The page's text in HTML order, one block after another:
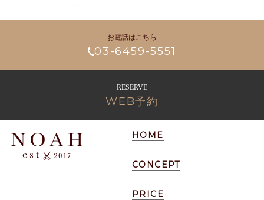
お電話はこちら
03-6459-5551
RESERVE
WEB予約
HOME
CONCEPT
PRICE